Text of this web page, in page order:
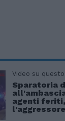
Video su
Sparatoria
agenti
l'aggressore